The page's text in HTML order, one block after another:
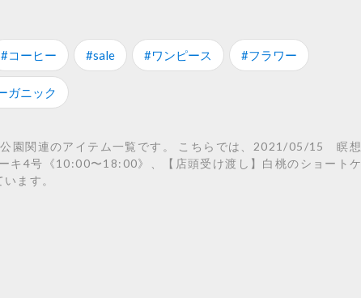
#コーヒー #sale #ワンピース #フラワー
ガニック
園関連のアイテム一覧です。 こちらでは、2021/05/15 瞑想
4号《10:00〜18:00》、【店頭受け渡し】白桃のショートケ
ます。